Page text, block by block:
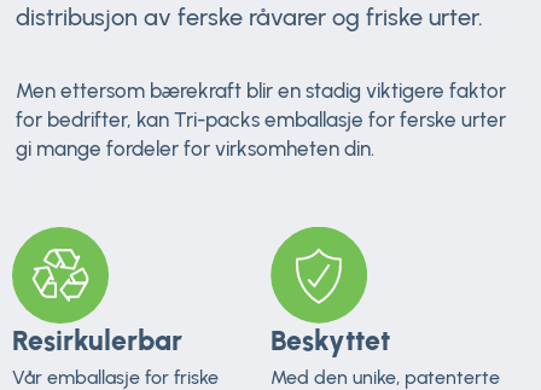
distribusjon av ferske råvarer og friske urter.
Men ettersom bærekraft blir en stadig viktigere faktor
for bedrifter, kan Tri-packs emballasje for ferske urter
gi mange fordeler for virksomheten din.
Resirkulerbar
Vår emballasje for friske
Beskyttet
Med den unike, patenterte